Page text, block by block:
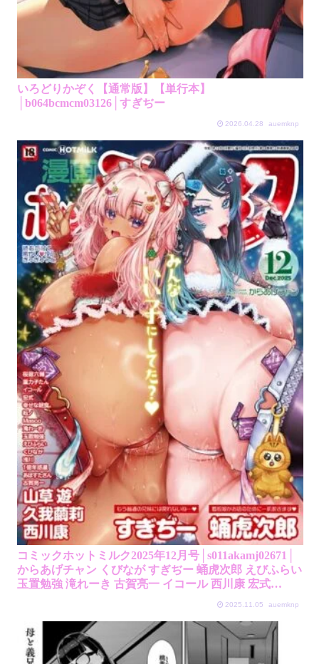
いろどりかぞく【通常版】【単行本】
│b064bcmcm03126│すぎぢー
2026.04.28 auemknp
コミックホットミルク2025年12月号│s011akamj02671│
からあげチャン くびなが すぎぢー 蛹虎次郎 えびふらい
玉置勉強 滝れーき 古賀亮一 イコール 西川康 宏式
2025.11.05 auemknp